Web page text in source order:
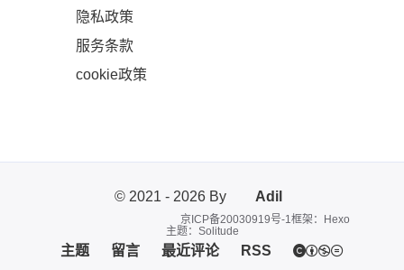
隐私政策
服务条款
cookie政策
© 2021 - 2026 By Adil
京ICP备20030919号-1框架：Hexo
主题：Solitude
主题 留言 最近评论 RSS